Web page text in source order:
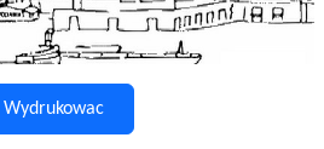
Wydrukowac